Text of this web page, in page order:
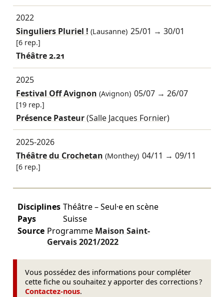
2022
Singuliers Pluriel ! (Lausanne) 25/01 →30/01
[6 rep.]
Théâtre 2.21
2025
Festival Off Avignon (Avignon) 05/07 →26/07
[19 rep.]
Présence Pasteur(Salle Jacques Fornier)
2025-2026
Théâtre du Crochetan (Monthey) 04/11 →09/11
[6 rep.]
Disciplines Théâtre – Seul·e en scène
Pays
Suisse
Source Programme Maison Saint-
Gervais2021/2022
Vous possédez des informations pour compléter
cette fiche ou souhaitez y apporter des corrections ?
Contactez-nous.